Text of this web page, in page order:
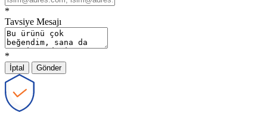
*
Tavsiye Mesajı
*
İptal Gönder